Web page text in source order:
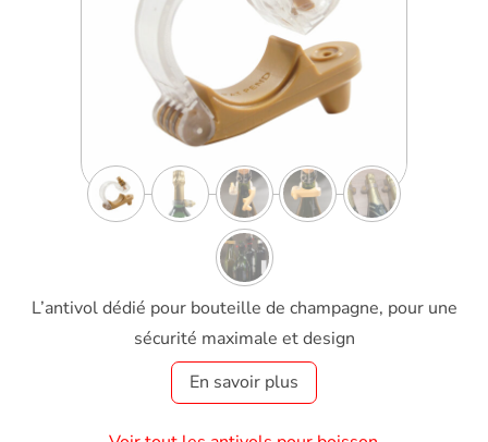
L’antivol dédié pour bouteille de champagne, pour une
sécurité maximale et design
En savoir plus